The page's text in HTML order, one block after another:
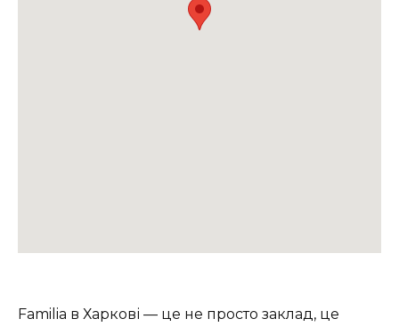
Familia в Харкові — це не просто заклад, це